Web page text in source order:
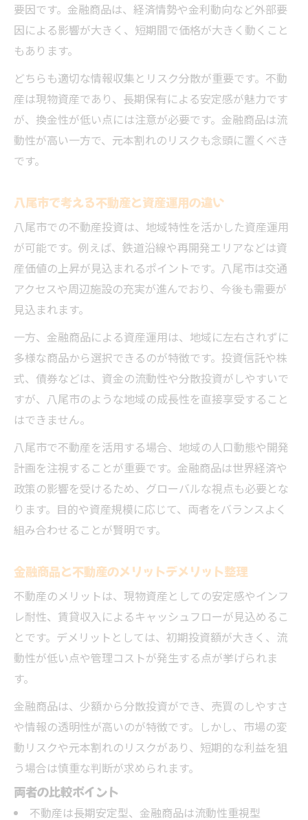
要因です。金融商品は、経済情勢や金利動向など外部要
因による影響が大きく、短期間で価格が大きく動くこと
もあります。
どちらも適切な情報収集とリスク分散が重要です。不動
産は現物資産であり、長期保有による安定感が魅力です
が、換金性が低い点には注意が必要です。金融商品は流
動性が高い一方で、元本割れのリスクも念頭に置くべき
です。
八尾市で考える不動産と資産運用の違い
八尾市での不動産投資は、地域特性を活かした資産運用
が可能です。例えば、鉄道沿線や再開発エリアなどは資
産価値の上昇が見込まれるポイントです。八尾市は交通
アクセスや周辺施設の充実が進んでおり、今後も需要が
見込まれます。
一方、金融商品による資産運用は、地域に左右されずに
多様な商品から選択できるのが特徴です。投資信託や株
式、債券などは、資金の流動性や分散投資がしやすいで
すが、八尾市のような地域の成長性を直接享受すること
はできません。
八尾市で不動産を活用する場合、地域の人口動態や開発
計画を注視することが重要です。金融商品は世界経済や
政策の影響を受けるため、グローバルな視点も必要とな
ります。目的や資産規模に応じて、両者をバランスよく
組み合わせることが賢明です。
金融商品と不動産のメリットデメリット整理
不動産のメリットは、現物資産としての安定感やインフ
レ耐性、賃貸収入によるキャッシュフローが見込めるこ
とです。デメリットとしては、初期投資額が大きく、流
動性が低い点や管理コストが発生する点が挙げられま
す。
金融商品は、少額から分散投資ができ、売買のしやすさ
や情報の透明性が高いのが特徴です。しかし、市場の変
動リスクや元本割れのリスクがあり、短期的な利益を狙
う場合は慎重な判断が求められます。
両者の比較ポイント
不動産は長期安定型、金融商品は流動性重視型